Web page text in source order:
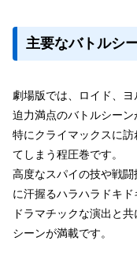
主要なバトルシ
劇場版では、ロイド、
迫力満点のバトルシーン
特にクライマックスに
てしまう程圧巻です。
高度なスパイの技や戦
に汗握るハラハラドキド
ドラマチックな演出と
シーンが満載です。